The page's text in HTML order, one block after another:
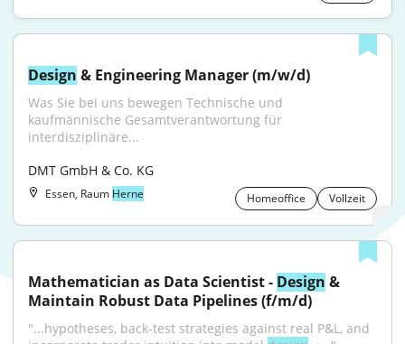
Design & Engineering Manager (m/w/d)
Was Sie bei uns bewegen Technische und
kaufmännische Gesamtverantwortung für
interdisziplinäre...
DMT GmbH & Co. KG
Essen, Raum Herne Homeoffice Vollzeit
Mathematician as Data Scientist - Design &
Maintain Robust Data Pipelines (f/m/d)
"...hypotheses, back-test strategies against real P&L, and